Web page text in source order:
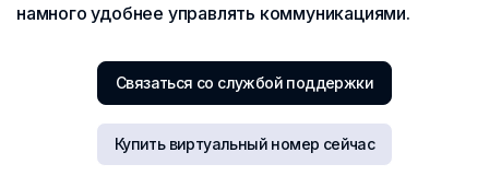
намного удобнее управлять коммуникациями.
Связаться со службой поддержки
Купить виртуальный номер сейчас